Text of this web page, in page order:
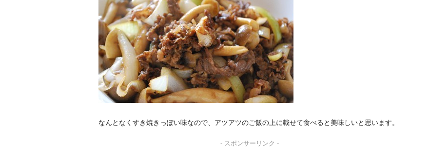
なんとなくすき焼きっぽい味なので、アツアツのご飯の上に載せて食べると美味しいと思います。
- スポンサーリンク -